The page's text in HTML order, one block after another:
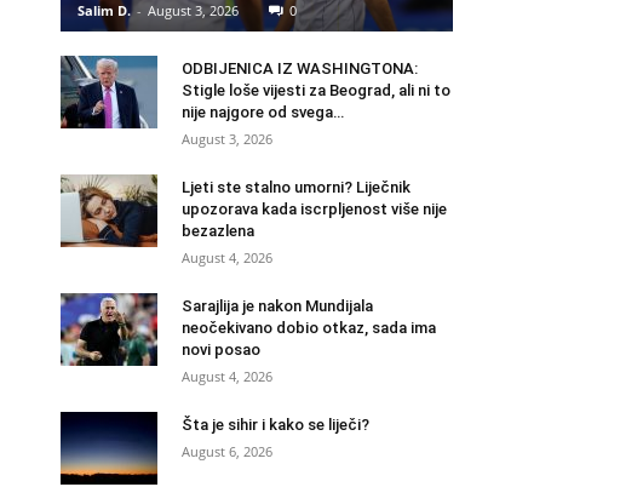
Salim D. - August 3, 2026 0
ODBIJENICA IZ WASHINGTONA:
Stigle loše vijesti za Beograd, ali ni to
nije najgore od svega…
August 3, 2026
Ljeti ste stalno umorni? Liječnik
upozorava kada iscrpljenost više nije
bezazlena
August 4, 2026
Sarajlija je nakon Mundijala
neočekivano dobio otkaz, sada ima
novi posao
August 4, 2026
Šta je sihir i kako se liječi?
August 6, 2026